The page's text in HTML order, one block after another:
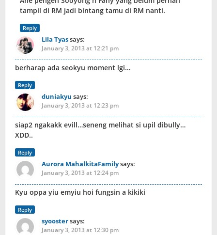
tampil di RM jadi bintang tamu di RM nanti.
Reply
Lila Tyassays:
January 3, 2013 at 12:21 pm
berharap ada seokyu moment lgi…
Reply
duniakyu says:
January 3, 2013 at 12:23 pm
siap2 ngakakk evill…seneng melihat si upil dibully…
XDD..
Reply
Aurora MahalkitaFamilysays:
January 3, 2013 at 12:24 pm
Kyu oppa yiu emyiu hoi fungsin a kikiki
Reply
syoostersays:
January 3, 2013 at 12:30 pm